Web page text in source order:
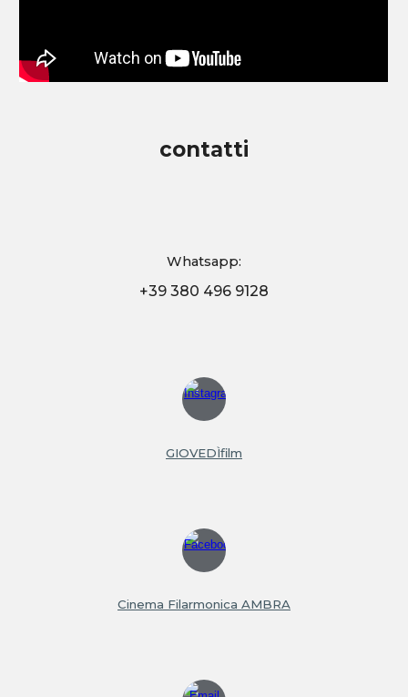
contatti
Whatsapp:
+39 380 496 9128
GIOVEDÌfilm
Cinema Filarmonica AMBRA